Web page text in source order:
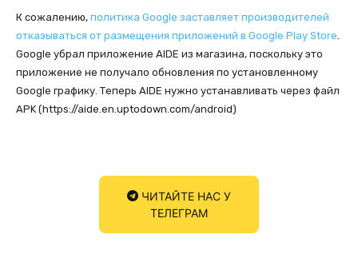
К сожалению, политика Google заставляет производителей
отказываться от размещения приложений в Google Play Store.
Google убрал приложение AIDE из магазина, поскольку это
приложение не получало обновления по установленному
Google графику. Теперь AIDE нужно устанавливать через файл
APK (https://aide.en.uptodown.com/android)
ЧИТАЙТЕ НАС У
ТЕЛЕГРАМ